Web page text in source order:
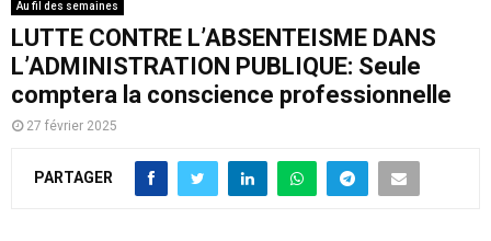
Au fil des semaines
LUTTE CONTRE L’ABSENTEISME DANS
L’ADMINISTRATION PUBLIQUE: Seule
comptera la conscience professionnelle
27 février 2025
PARTAGER